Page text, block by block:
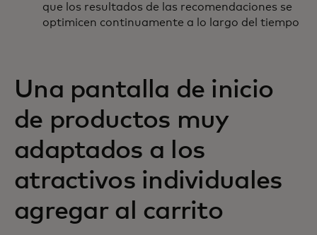
que los resultados de las recomendaciones se
optimicen continuamente a lo largo del tiempo
Una pantalla de inicio
de productos muy
adaptados a los
atractivos individuales
agregar al carrito